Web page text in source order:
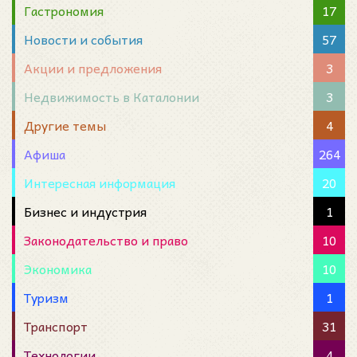
Гастрономия
17
Новости и события
57
Акции и предложения
3
Недвижимость в Каталонии
3
Другие темы
4
Афиша
264
Интересная информация
20
Бизнес и индустрия
1
Законодательство и право
10
Экономика
10
Туризм
1
Транспорт
31